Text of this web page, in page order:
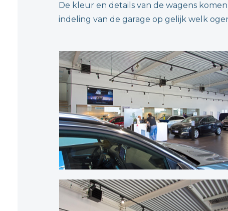
De kleur en details van de wagens
indeling van de garage op gelijk welk